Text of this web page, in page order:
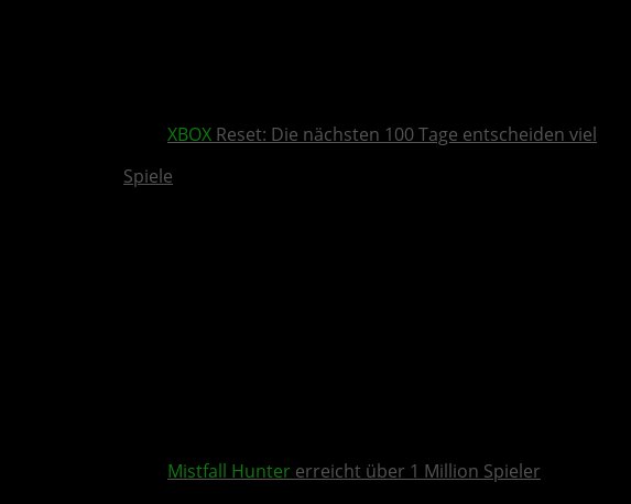
XBOX Reset: Die nächsten 100 Tage entscheiden viel
Spiele
Mistfall Hunter erreicht über 1 Million Spieler